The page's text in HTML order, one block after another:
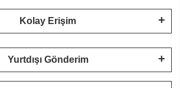
Kolay Erişim
Yurtdışı Gönderim